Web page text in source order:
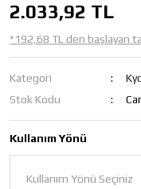
2.033,92 TL
*192,68 TL den başlayan
Kategori
Stok Kodu
Kullanım Yönü